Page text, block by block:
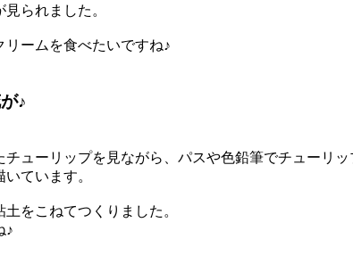
られました。
ームを食べたいですね♪
♪
ューリップを見ながら、パスや色鉛筆でチューリッ
ています。
をこねてつくりました。
♪